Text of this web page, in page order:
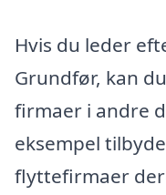
Hvis du leder
Grundfør, kan
firmaer i andre
eksempel
flyttefirmaer